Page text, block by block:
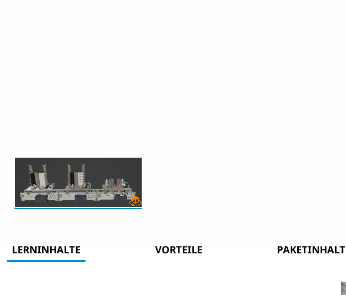
LERNINHALTE VORTEILE PAKETINHALT